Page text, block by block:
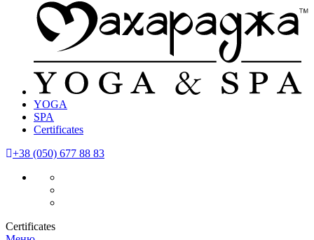
YOGA
SPA
Certificates
+38 (050) 677 88 83
Certificates